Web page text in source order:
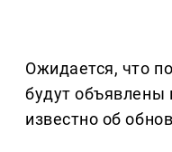
Ожидается, что
будут объявлены
известно об